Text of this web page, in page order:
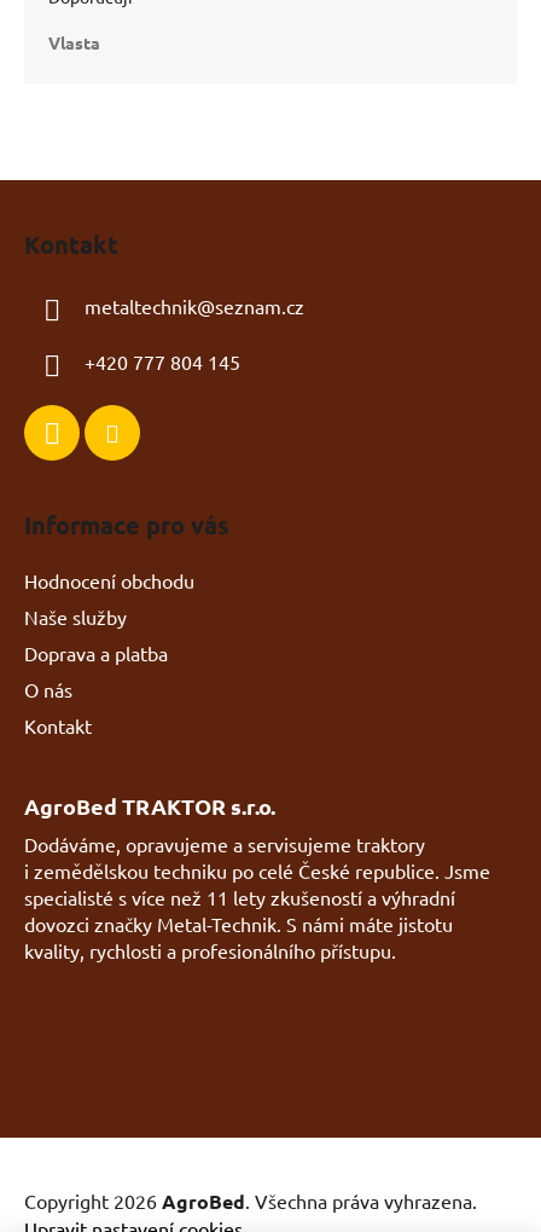
hvězdiček.
Vlasta
Kontakt
metaltechnik@seznam.cz
+420 777 804 145
Informace pro vás
Hodnocení obchodu
Naše služby
Doprava a platba
O nás
Kontakt
AgroBed TRAKTOR s.r.o.
Dodáváme, opravujeme a servisujeme traktory
i zemědělskou techniku po celé České republice. Jsme
specialisté s více než 11 lety zkušeností a výhradní
dovozci značky Metal-Technik. S námi máte jistotu
kvality, rychlosti a profesionálního přístupu.
Copyright 2026 AgroBed. Všechna práva vyhrazena.